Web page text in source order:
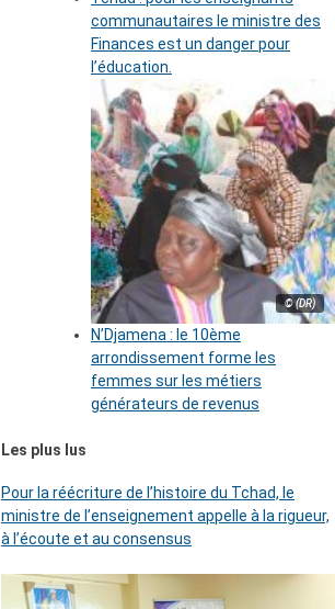
communautaires le ministre des
Finances est un danger pour
l’éducation.
© (DR)
N’Djamena : le 10ème
arrondissement forme les
femmes sur les métiers
générateurs de revenus
Les plus lus
Pour la réécriture de l’histoire du Tchad, le
ministre de l’enseignement appelle à la rigueur,
à l’écoute et au consensus